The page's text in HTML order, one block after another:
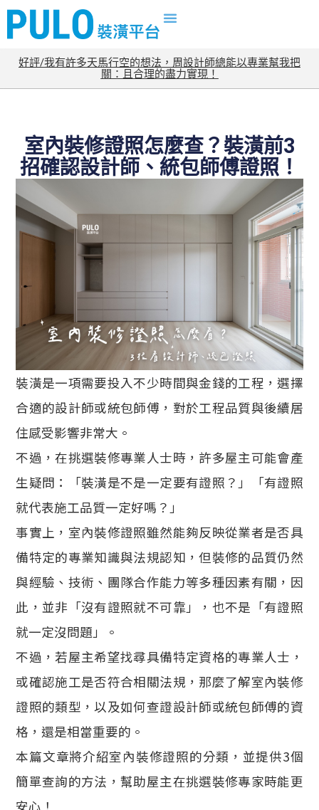
好評/我有許多天馬行空的想法，周設計師總能以專業幫我把
關：且合理的盡力實現！
室內裝修證照怎麼查？裝潢前3
招確認設計師、統包師傅證照！
裝潢是一項需要投入不少時間與金錢的工程，選擇
合適的設計師或統包師傅，對於工程品質與後續居
住感受影響非常大。
不過，在挑選裝修專業人士時，許多屋主可能會產
生疑問：「裝潢是不是一定要有證照？」「有證照
就代表施工品質一定好嗎？」
事實上，室內裝修證照雖然能夠反映從業者是否具
備特定的專業知識與法規認知，但裝修的品質仍然
與經驗、技術、團隊合作能力等多種因素有關，因
此，並非「沒有證照就不可靠」，也不是「有證照
就一定沒問題」。
不過，若屋主希望找尋具備特定資格的專業人士，
或確認施工是否符合相關法規，那麼了解室內裝修
證照的類型，以及如何查證設計師或統包師傅的資
格，還是相當重要的。
本篇文章將介紹室內裝修證照的分類，並提供3個
簡單查詢的方法，幫助屋主在挑選裝修專家時能更
安心！